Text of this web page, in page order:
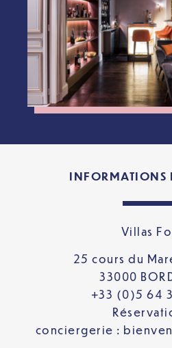
INFORMATIONS
Villas
25 cours du
33000
+33 (0)5 64
conciergerie :